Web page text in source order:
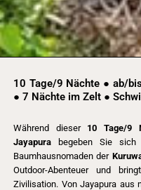
10 Tage/9 Nächte ● ab/
● 7 Nächte im Zelt ●
Während dieser 10 Tage/9
Jayapura begeben Sie
Baumhausnomaden der
Outdoor-Abenteuer und
Zivilisation. Von Jayapura aus